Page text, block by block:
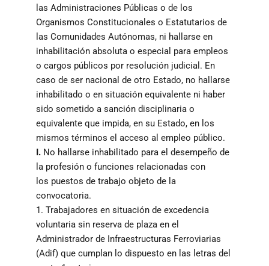
las Administraciones Públicas o de los
Organismos Constitucionales o Estatutarios de
las Comunidades Autónomas, ni hallarse en
inhabilitación absoluta o especial para empleos
o cargos públicos por resolución judicial. En
caso de ser nacional de otro Estado, no hallarse
inhabilitado o en situación equivalente ni haber
sido sometido a sanción disciplinaria o
equivalente que impida, en su Estado, en los
mismos términos el acceso al empleo público.
I. No hallarse inhabilitado para el desempeño de
la profesión o funciones relacionadas con
los puestos de trabajo objeto de la
convocatoria.
1. Trabajadores en situación de excedencia
voluntaria sin reserva de plaza en el
Administrador de Infraestructuras Ferroviarias
(Adif) que cumplan lo dispuesto en las letras del